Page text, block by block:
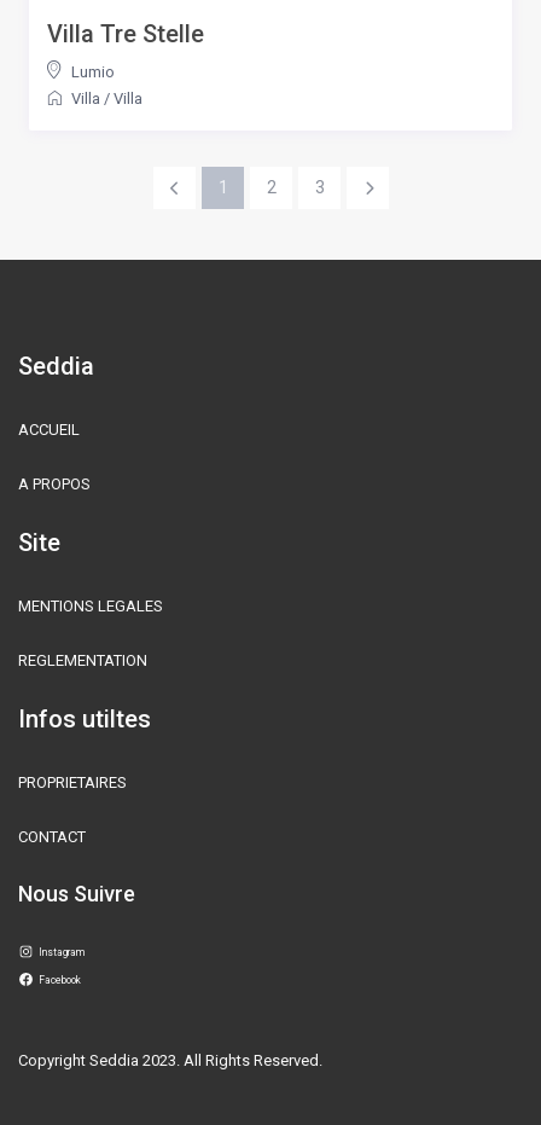
Villa Tre Stelle
Lumio
Villa / Villa
1 2 3
Seddia
ACCUEIL
A PROPOS
Site
MENTIONS LEGALES
REGLEMENTATION
Infos utiltes
PROPRIETAIRES
CONTACT
Nous Suivre
Instagram
Facebook
Copyright Seddia 2023. All Rights Reserved.